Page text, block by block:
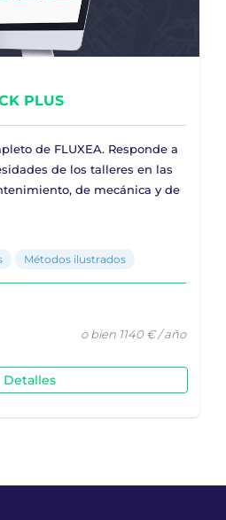
PLUS
de FLUXEA. Responde a
de los talleres en las
de mecánica y de
Métodos ilustrados
o bien 1140 € / año
Detalles